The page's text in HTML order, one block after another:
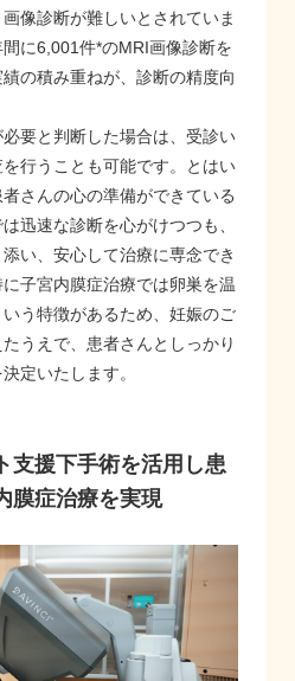
像診断が難しいとされていま
に6,001件*のMRI画像診断を
の積み重ねが、診断の精度向
要と判断した場合は、受診い
行うことも可能です。とはい
さんの心の準備ができている
迅速な診断を心がけつつも、
い、安心して治療に専念でき
子宮内膜症治療では卵巣を温
う特徴があるため、妊娠のご
うえで、患者さんとしっかり
定いたします。
支援下手術を活用し患
膜症治療を実現